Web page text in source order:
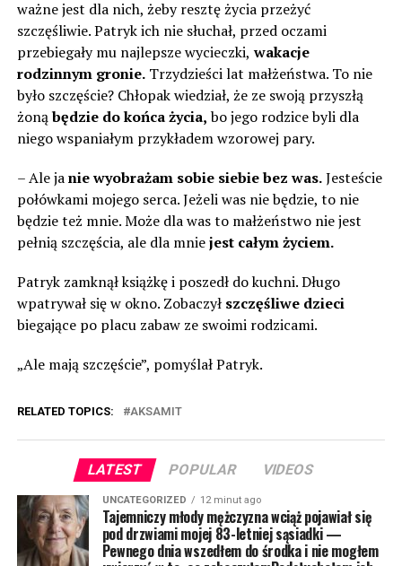
ważne jest dla nich, żeby resztę życia przeżyć
szczęśliwie. Patryk ich nie słuchał, przed oczami
przebiegały mu najlepsze wycieczki, wakacje
rodzinnym gronie.Trzydzieści lat małżeństwa. To nie
było szczęście? Chłopak wiedział, że ze swoją przyszłą
żonąbędzie do końca życia,bo jego rodzice byli dla
niego wspaniałym przykładem wzorowej pary.
– Ale janie wyobrażam sobie siebie bez was.Jesteście
połówkami mojego serca. Jeżeli was nie będzie, to nie
będzie też mnie. Może dla was to małżeństwo nie jest
pełnią szczęścia, ale dla mniejest całym życiem.
Patryk zamknął książkę i poszedł do kuchni. Długo
wpatrywał się w okno. Zobaczył szczęśliwe dzieci
biegające po placu zabaw ze swoimi rodzicami.
„Ale mają szczęście”, pomyślał Patryk.
RELATED TOPICS: AKSAMIT
LATEST POPULAR VIDEOS
UNCATEGORIZED 12 minut ago
Tajemniczy młody mężczyzna wciąż pojawiał się
pod drzwiami mojej 83-letniej sąsiadki —
Pewnego dnia wszedłem do środka i nie mogłem